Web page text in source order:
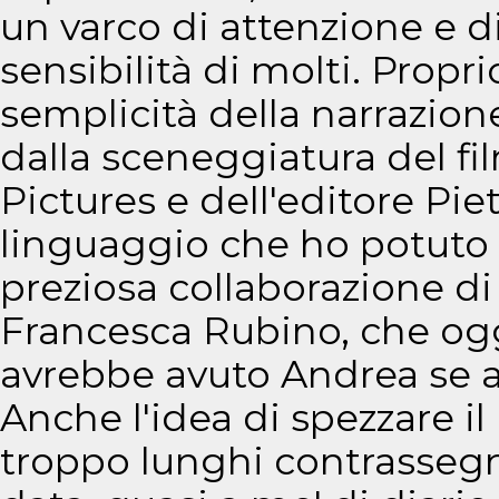
un varco di attenzione e
sensibilità di molti.
semplicità della
dalla sceneggiatura del
Pictures e dell'editore
linguaggio che ho
preziosa collaborazione
Francesca Rubino, che
avrebbe avuto Andrea se
Anche l'idea di spezzare
troppo lunghi